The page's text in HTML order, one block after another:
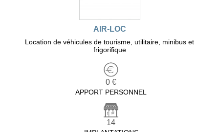
AIR-LOC
Location de véhicules de tourisme, utilitaire, minibus et
frigorifique
0 €
APPORT PERSONNEL
14